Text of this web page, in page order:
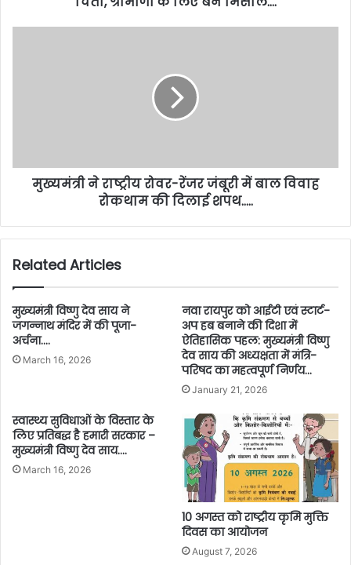
मुख्यमंत्री ने राष्ट्रीय रोवर-रेंजर जंबूरी में बाल विवाह
रोकथाम की दिलाई शपथ…..
Related Articles
मुख्यमंत्री विष्णु देव साय ने
जगन्नाथ मंदिर में की पूजा-
अर्चना….
March 16, 2026
नवा रायपुर को आईटी एवं स्टार्ट-
अप हब बनाने की दिशा में
ऐतिहासिक पहल: मुख्यमंत्री विष्णु
देव साय की अध्यक्षता में मंत्रि-
परिषद का महत्वपूर्ण निर्णय…
January 21, 2026
स्वास्थ्य सुविधाओं के विस्तार के
लिए प्रतिबद्ध है हमारी सरकार –
मुख्यमंत्री विष्णु देव साय….
March 16, 2026
10 अगस्त को राष्ट्रीय कृमि मुक्ति
दिवस का आयोजन
August 7, 2026